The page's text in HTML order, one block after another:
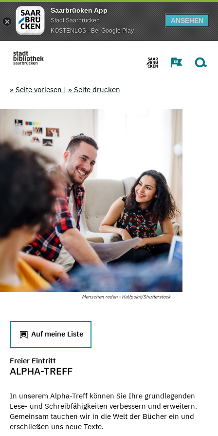
Saarbrücken App
Stadt Saarbrücken
KOSTENLOS - Bei Google Play
ANSEHEN
» Seite vorlesen | » Seite drucken
Menschen reden - Halfpoint/Shutterstock
Auf meine Liste
Freier Eintritt
ALPHA-TREFF
In unserem Alpha-Treff können Sie Ihre grundlegenden
Lese- und Schreibfähigkeiten verbessern und erweitern.
Gemeinsam tauchen wir in die Welt der Bücher ein und
erschließen uns neue Texte.